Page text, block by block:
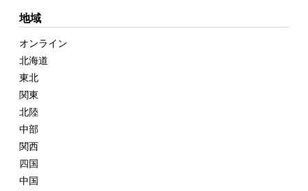
地域
オンライン
北海道
東北
関東
北陸
中部
関西
四国
中国